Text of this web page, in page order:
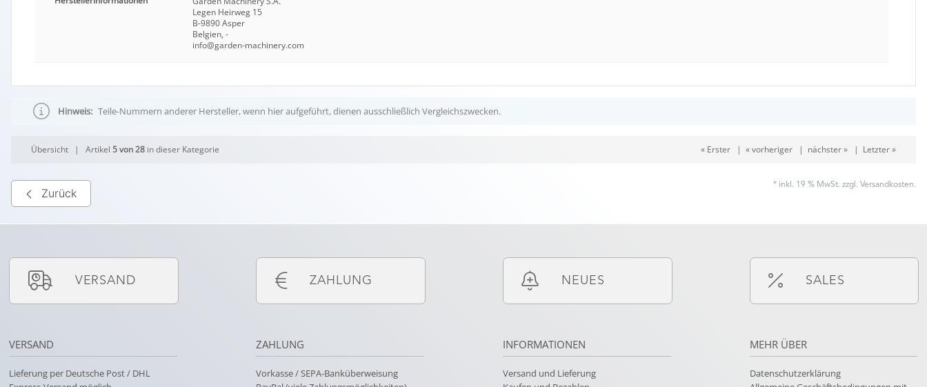
Legen Heirweg 15
B-9890 Asper
Belgien, -
info@garden-machinery.com
Hinweis: Teile-Nummern anderer Hersteller, wenn hier aufgeführt, dienen ausschließlich Vergleichszwecken.
Übersicht | Artikel5 von 28 in dieser Kategorie « Erster| « vorheriger| nächster »| Letzter »
Zurück
* inkl. 19 % MwSt. zzgl. Versandkosten.
VERSAND
VERSAND
Lieferung per Deutsche Post / DHL
ZAHLUNG
ZAHLUNG
Vorkasse / SEPA-Banküberweisung
NEUES
INFORMATIONEN
Versand und Lieferung
SALES
MEHR ÜBER
Datenschutzerklärung